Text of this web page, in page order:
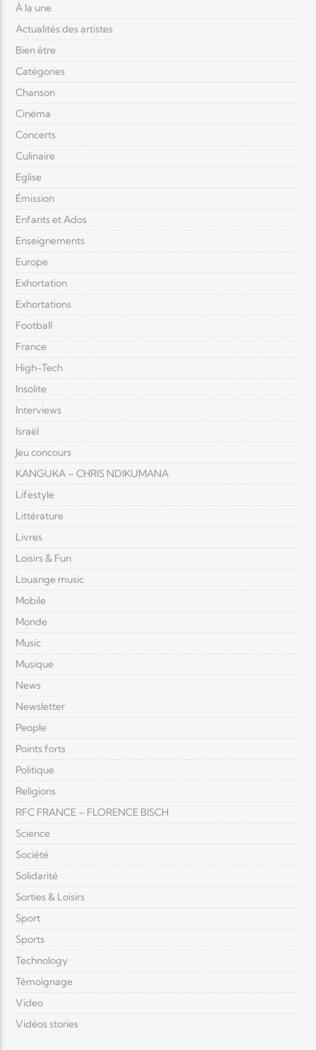
À la une
Actualités des artistes
Bien être
Catégories
Chanson
Cinéma
Concerts
Culinaire
Eglise
Émission
Enfants et Ados
Enseignements
Europe
Exhortation
Exhortations
Football
France
High-Tech
Insolite
Interviews
Israël
Jeu concours
KANGUKA – CHRIS NDIKUMANA
Lifestyle
Littérature
Livres
Loisirs & Fun
Louange music
Mobile
Monde
Music
Musique
News
Newsletter
People
Points forts
Politique
Religions
RFC FRANCE – FLORENCE BISCH
Science
Société
Solidarité
Sorties & Loisirs
Sport
Sports
Technology
Témoignage
Video
Vidéos stories